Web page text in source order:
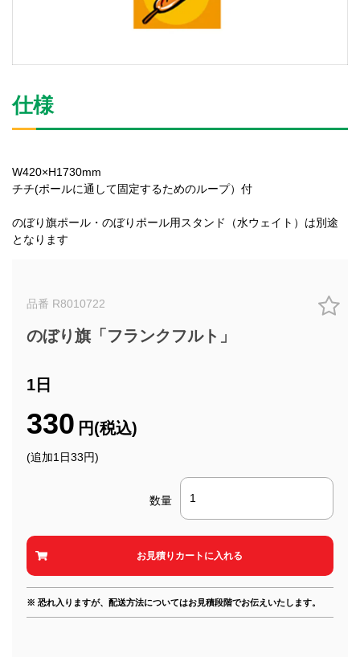
仕様
W420×H1730mm
チチ(ポールに通して固定するためのループ）付
のぼり旗ポール・のぼりポール用スタンド（水ウェイト）は別途
となります
品番 R8010722
のぼり旗「フランクフルト」
1日
330 円(税込)
(追加1日33円)
数量
※ 恐れ入りますが、配送方法についてはお見積段階でお伝えいたします。